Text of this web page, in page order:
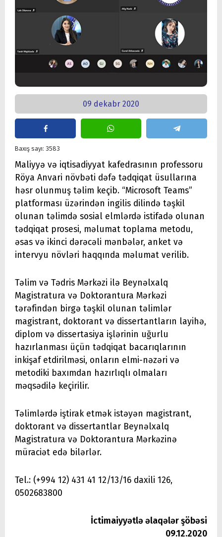
09 dekabr 2020
Baxış sayı: 3583
Maliyyə və iqtisadiyyat kafedrasının professoru
Röya Anvari növbəti dəfə tədqiqat üsullarına
həsr olunmuş təlim keçib. “Microsoft Teams”
platforması üzərindən ingilis dilində təşkil
olunan təlimdə sosial elmlərdə istifadə olunan
tədqiqat prosesi, məlumat toplama metodu,
əsas və ikinci dərəcəli mənbələr, anket və
intervyu növləri haqqında məlumat verilib.
Təlim və Tədris Mərkəzi ilə Beynəlxalq
Magistratura və Doktorantura Mərkəzi
tərəfindən birgə təşkil olunan təlimlər
magistrant, doktorant və dissertantların layihə,
diplom və dissertasiya işlərinin uğurlu
hazırlanması üçün tədqiqat bacarıqlarının
inkişaf etdirilməsi, onların elmi-nəzəri və
metodiki baxımdan hazırlıqlı olmaları
məqsədilə keçirilir.
Təlimlərdə iştirak etmək istəyən magistrant,
doktorant və dissertantlar Beynəlxalq
Magistratura və Doktorantura Mərkəzinə
müraciət edə bilərlər.
Tel.: (+994 12) 431 41 12/13/16 daxili 126,
0502683800
İctimaiyyətlə əlaqələr şöbəsi
09.12.2020